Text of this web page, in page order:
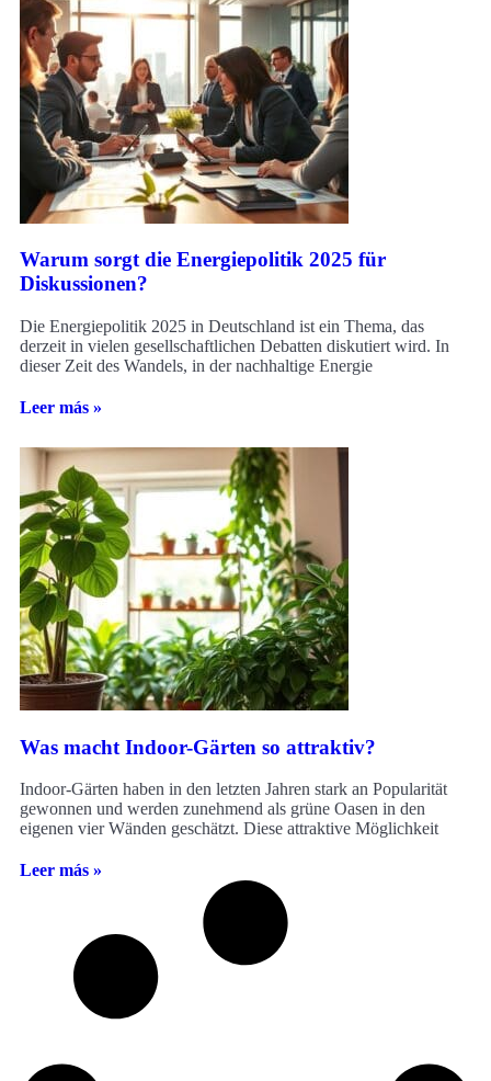
Warum sorgt die Energiepolitik 2025 für
Diskussionen?
Die Energiepolitik 2025 in Deutschland ist ein Thema, das
derzeit in vielen gesellschaftlichen Debatten diskutiert wird. In
dieser Zeit des Wandels, in der nachhaltige Energie
Leer más »
Was macht Indoor-Gärten so attraktiv?
Indoor-Gärten haben in den letzten Jahren stark an Popularität
gewonnen und werden zunehmend als grüne Oasen in den
eigenen vier Wänden geschätzt. Diese attraktive Möglichkeit
Leer más »